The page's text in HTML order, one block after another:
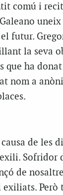
comú i
uneix
futur.
la seva
que ha
nom a
de les
Sofridor
de
Però